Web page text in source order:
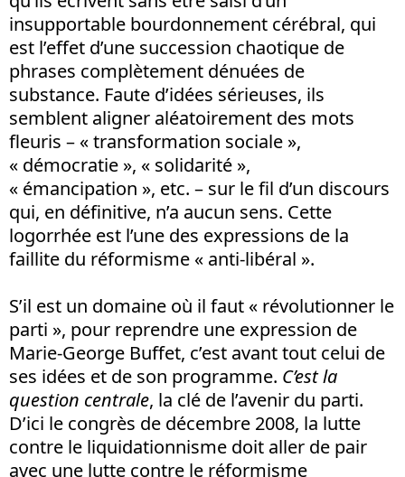
insupportable bourdonnement cérébral, qui
est l’effet d’une succession chaotique de
phrases complètement dénuées de
substance. Faute d’idées sérieuses, ils
semblent aligner aléatoirement des mots
fleuris – « transformation sociale »,
« démocratie », « solidarité »,
« émancipation », etc. – sur le fil d’un discours
qui, en définitive, n’a aucun sens. Cette
logorrhée est l’une des expressions de la
faillite du réformisme « anti-libéral ».
S’il est un domaine où il faut « révolutionner le
parti », pour reprendre une expression de
Marie-George Buffet, c’est avant tout celui de
ses idées et de son programme. C’est la
question centrale, la clé de l’avenir du parti.
D’ici le congrès de décembre 2008, la lutte
contre le liquidationnisme doit aller de pair
avec une lutte contre le réformisme